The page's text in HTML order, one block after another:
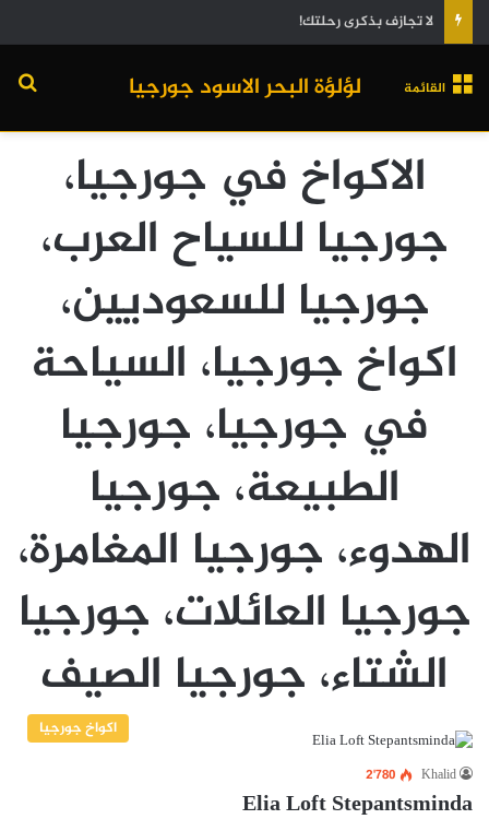
لا تجازف بذكرى رحلتك!
لؤلؤة البحر الاسود جورجيا القائمة
الاكواخ في جورجيا،
جورجيا للسياح العرب،
جورجيا للسعوديين،
اكواخ جورجيا، السياحة
في جورجيا، جورجيا
الطبيعة، جورجيا
الهدوء، جورجيا المغامرة،
جورجيا العائلات، جورجيا
الشتاء، جورجيا الصيف
اكواخ جورجيا
Khalid 2٬780
Elia Loft Stepantsminda